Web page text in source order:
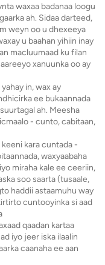
waxaa badanaa loogu
ah. Sidaa darteed,
weyn oo u dhexeeya
u baahan yihiin inay
macluumaad ku filan
xanuunka oo ay
in, wax ay
ee bukaannada
ah. Meesha
- cunto, cabitaan,
keeni kara cuntada -
waxyaabaha
miraha kale ee ceeriin,
soo saarta (tusaale,
haddii astaamuhu way
cuntooyinka si aad
qaadan kartaa
iyo jeer iska ilaalin
caanaha ee aan